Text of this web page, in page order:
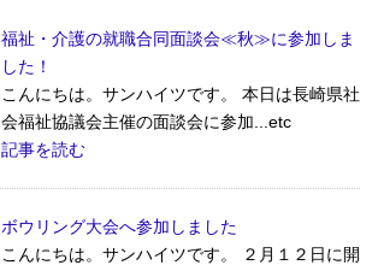
福祉・介護の就職合同面談会≪秋≫に参加しま
した！
こんにちは。サンハイツです。 本日は長崎県社
会福祉協議会主催の面談会に参加...etc
記事を読む
ボウリング大会へ参加しました
こんにちは。サンハイツです。 ２月１２日に開